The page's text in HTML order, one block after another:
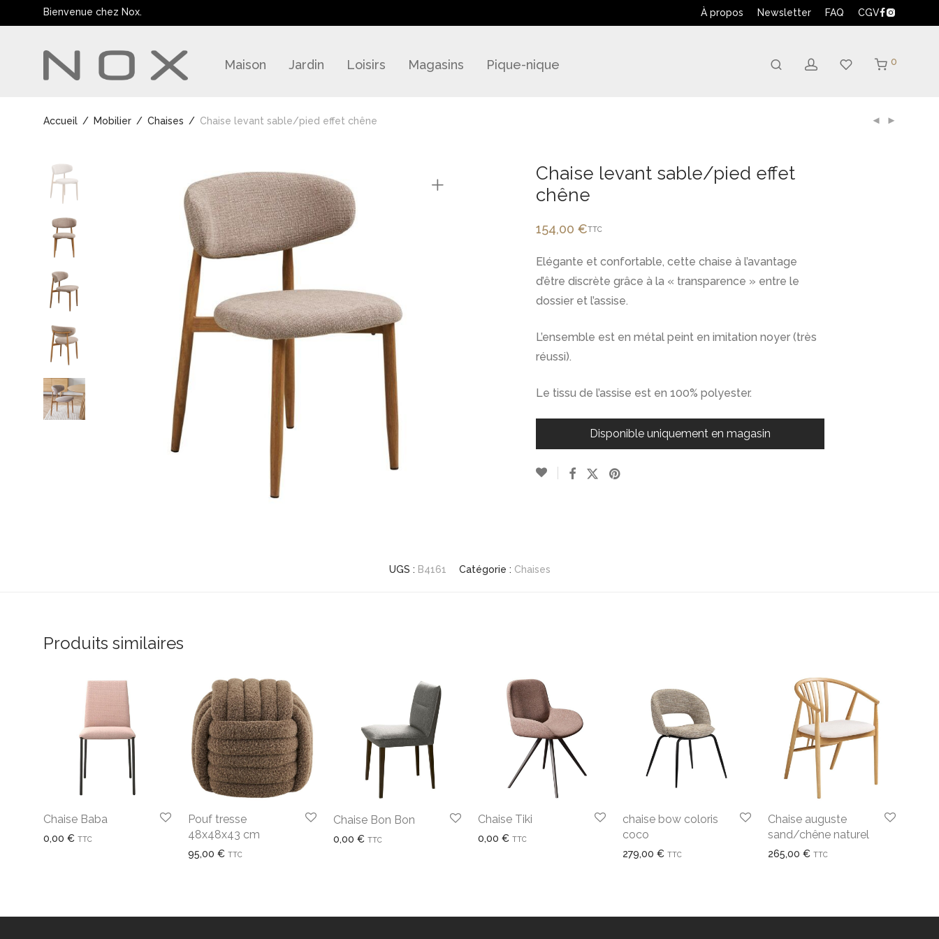
Bienvenue chez Nox. À propos Newsletter FAQ CGV
Maison Jardin Loisirs Magasins Pique-nique 0
Accueil / Mobilier / Chaises / Chaise levant sable/pied effet chêne
Chaise levant sable/pied effet
chêne
154,00 €TTC
Elégante et confortable, cette chaise à l’avantage
d’être discrète grâce à la « transparence » entre le
dossier et l’assise.
L’ensemble est en métal peint en imitation noyer (très
réussi).
Le tissu de l’assise est en 100% polyester.
Disponible uniquement en magasin
UGS : B4161 Catégorie : Chaises
Produits similaires
Chaise Baba
0,00 € TTC
Pouf tresse
48x48x43 cm
95,00€ TTC
Chaise Bon Bon
0,00 € TTC
Chaise Tiki
0,00 € TTC
chaise bow coloris
coco
279,00€ TTC
Chaise auguste
sand/chêne naturel
265,00 € TTC